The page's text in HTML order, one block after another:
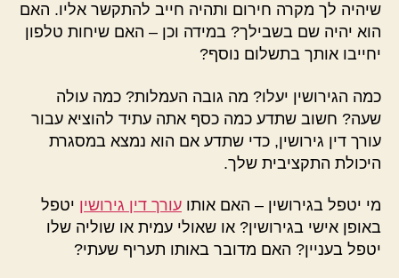
שיהיה לך מקרה חירום ותהיה חייב להתקשר אליו. האם
הוא יהיה שם בשבילך? במידה וכן – האם שיחות טלפון
יחייבו אותך בתשלום נוסף?
כמה הגירושין יעלו? מה גובה העמלות? כמה עולה
שעה? חשוב שתדע כמה כסף אתה עתיד להוציא עבור
עורך דין גירושין, כדי שתדע אם הוא נמצא במסגרת
היכולת התקציבית שלך.
מי יטפל בגירושין – האם אותו עורך דין גירושין יטפל
באופן אישי בגירושין? או שאולי עמית או שוליה שלו
יטפל בעניין? האם מדובר באותו תעריף שעתי?